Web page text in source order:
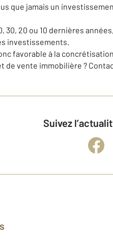
que jamais un
30, 20 ou 10 dernières
investissements.
favorable à la
de vente immobilière ?
Suivez